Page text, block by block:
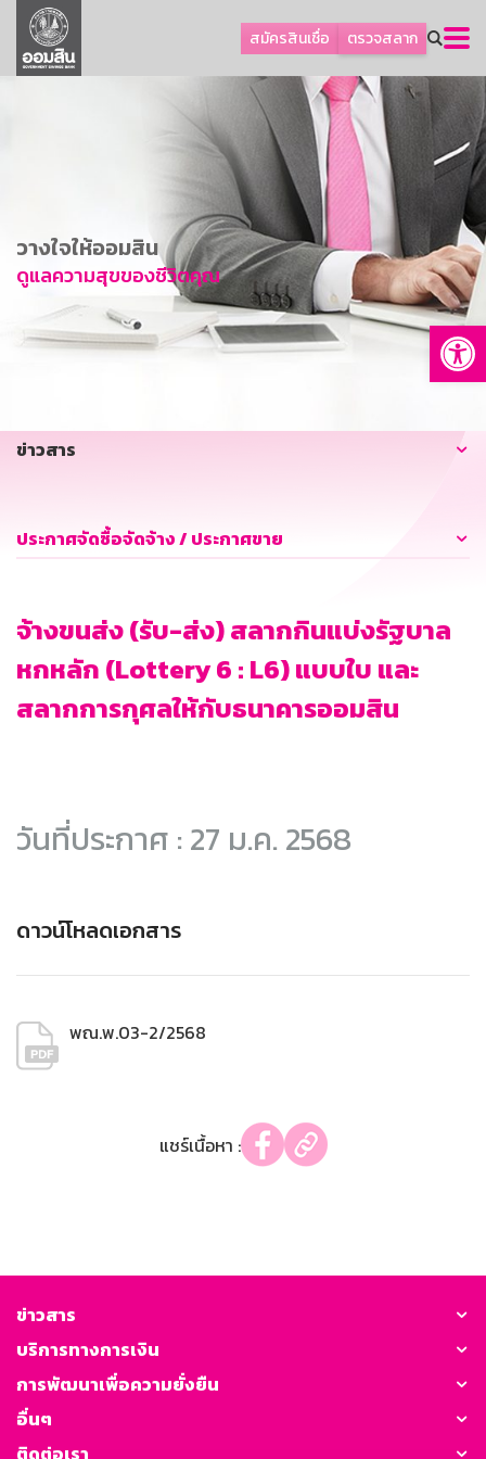
สมัครสินเชื่อ ตรวจสลาก
ลูกค้าธุรกิจ
ลูกค้าผู้ประกอบรายย่อย
การพัฒนาที่ยั่งยืน
ข่าวสาร
บริการทางการเงิน
อื่นๆ
วางใจให้ออมสิน
ดูแลความสุขของชีวิตคุณ
ข่าวสาร
ประกาศจัดซื้อจัดจ้าง / ประกาศขาย
จ้างขนส่ง (รับ-ส่ง) สลากกินแบ่งรัฐบาล
หกหลัก (Lottery 6 : L6) แบบใบ และ
สลากการกุศลให้กับธนาคารออมสิน
วันที่ประกาศ : 27 ม.ค. 2568
ดาวน์โหลดเอกสาร
พณ.พ.03-2/2568
แชร์เนื้อหา :
ข่าวสาร
บริการทางการเงิน
การพัฒนาเพื่อความยั่งยืน
อื่นๆ